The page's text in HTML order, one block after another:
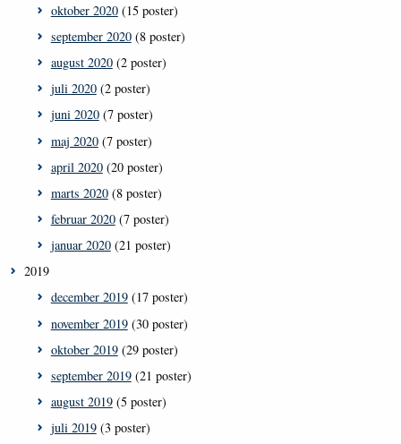
oktober 2020(15 poster)
september 2020(8 poster)
august 2020(2 poster)
juli 2020(2 poster)
juni 2020(7 poster)
maj 2020(7 poster)
april 2020(20 poster)
marts 2020(8 poster)
februar 2020(7 poster)
januar 2020(21 poster)
2019
december 2019(17 poster)
november 2019(30 poster)
oktober 2019(29 poster)
september 2019(21 poster)
august 2019(5 poster)
juli 2019(3 poster)